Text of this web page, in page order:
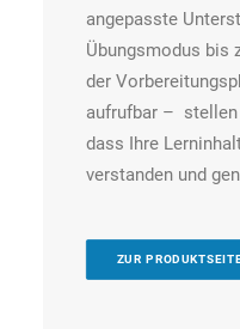
angepasste
Übungsmodus bis
der
aufrufbar –
dass Ihre
verstanden und
ZUR